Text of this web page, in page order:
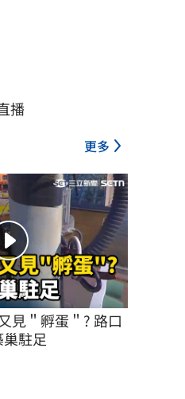
播
更多
見＂孵蛋＂? 路口
駐足